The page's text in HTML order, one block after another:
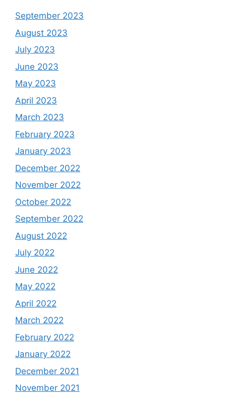
September 2023
August 2023
July 2023
June 2023
May 2023
April 2023
March 2023
February 2023
January 2023
December 2022
November 2022
October 2022
September 2022
August 2022
July 2022
June 2022
May 2022
April 2022
March 2022
February 2022
January 2022
December 2021
November 2021